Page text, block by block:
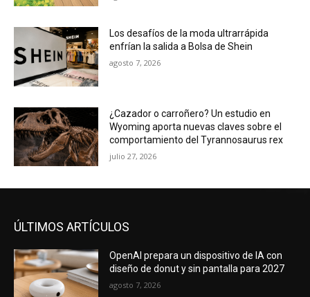
Los desafíos de la moda ultrarrápida
enfrían la salida a Bolsa de Shein
agosto 7, 2026
¿Cazador o carroñero? Un estudio en
Wyoming aporta nuevas claves sobre el
comportamiento del Tyrannosaurus rex
julio 27, 2026
ÚLTIMOS ARTÍCULOS
OpenAI prepara un dispositivo de IA con
diseño de donut y sin pantalla para 2027
agosto 7, 2026